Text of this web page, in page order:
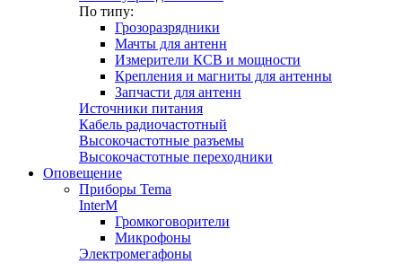
По типу:
Грозоразрядники
Мачты для антенн
Измерители КСВ и мощности
Крепления и магниты для антенны
Запчасти для антенн
Источники питания
Кабель радиочастотный
Высокочастотные разъемы
Высокочастотные переходники
Оповещение
Приборы Tema
InterM
Громкоговорители
Микрофоны
Электромегафоны